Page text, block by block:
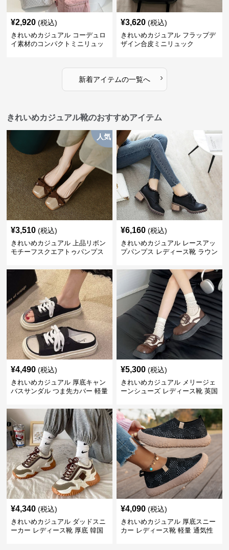
¥2,920 (税込)
きれいめカジュアル コーデュロ
イ素材のコンパクトミニリュッ
¥3,620 (税込)
きれいめカジュアル フラップデ
ザイン合皮ミニリュック
新着アイテムの一覧へ ›
きれいめカジュアル靴のおすすめアイテム
人気
¥3,510 (税込)
きれいめカジュアル 上品リボン
モチーフスクエアトゥパンプス
¥6,160 (税込)
きれいめカジュアル レースアッ
プパンプス レディース靴 ラウン
上品 カジュアルシューズ
¥4,490 (税込)
きれいめカジュアル 厚底キャン
バスサンダル つま先カバー 軽量
アルシューズ
¥5,300 (税込)
きれいめカジュアル メリージェ
ーンシューズ レディース靴 英国
ラシカル フラットパンプス
¥4,340 (税込)
きれいめカジュアル ダッドスニ
ーカー レディース靴 厚底 韓国
¥4,090 (税込)
きれいめカジュアル 厚底スニー
カー レディース靴 軽量 通気性